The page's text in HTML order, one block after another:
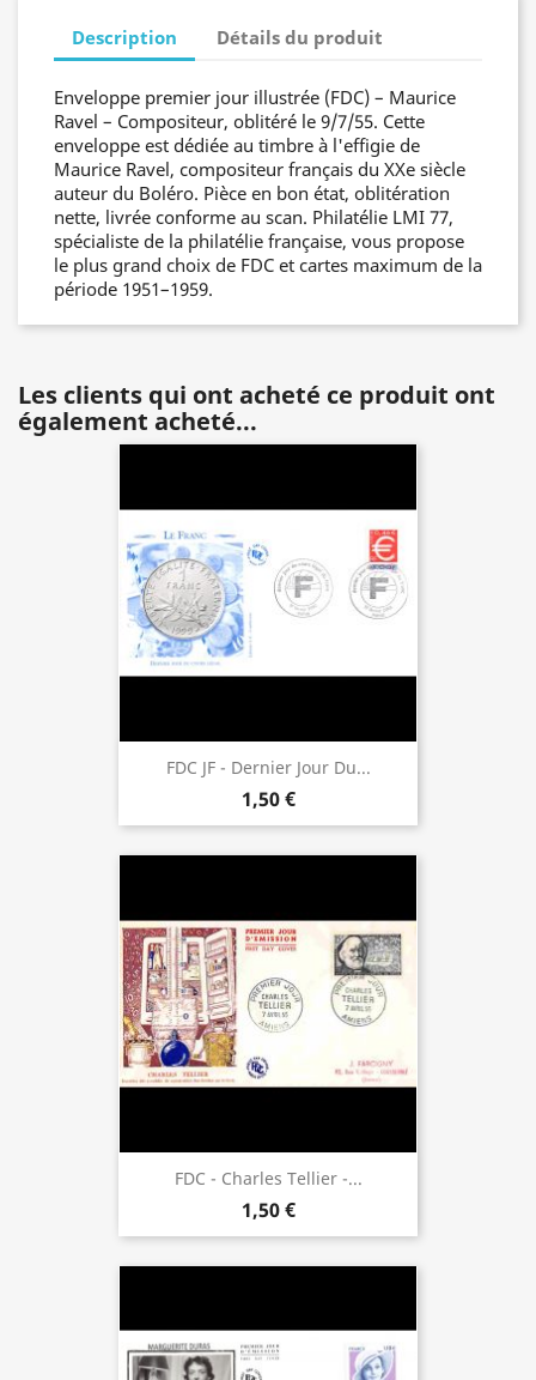
Description Détails du produit
Enveloppe premier jour illustrée (FDC) – Maurice
Ravel – Compositeur, oblitéré le 9/7/55. Cette
enveloppe est dédiée au timbre à l'effigie de
Maurice Ravel, compositeur français du XXe siècle
auteur du Boléro. Pièce en bon état, oblitération
nette, livrée conforme au scan. Philatélie LMI 77,
spécialiste de la philatélie française, vous propose
le plus grand choix de FDC et cartes maximum de la
période 1951–1959.
Les clients qui ont acheté ce produit ont
également acheté...
FDC JF - Dernier Jour Du...
1,50 €
FDC - Charles Tellier -...
1,50 €